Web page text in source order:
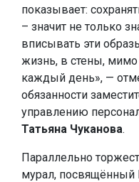
показывает:
– значит не только
вписывать эти
жизнь, в стены,
каждый день», —
обязанности
управлению
Татьяна Чуканова.
Параллельно
мурал, посвящённый